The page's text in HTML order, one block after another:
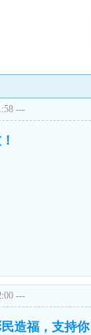
---
---
造福，支持你